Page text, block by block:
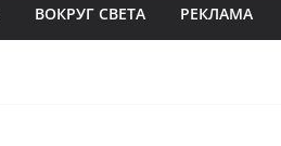
ВОКРУГ СВЕТА РЕКЛАМА